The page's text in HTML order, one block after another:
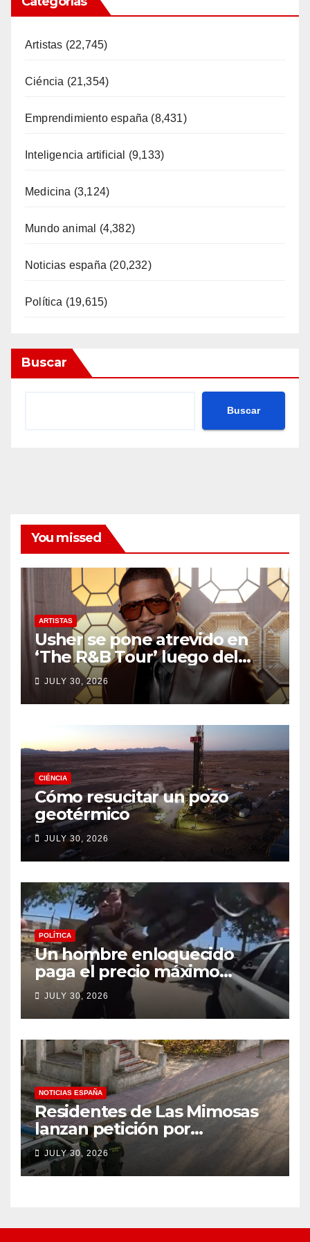
Artistas (22,745)
Ciéncia (21,354)
Emprendimiento españa (8,431)
Inteligencia artificial (9,133)
Medicina (3,124)
Mundo animal (4,382)
Noticias españa (20,232)
Política (19,615)
Buscar
Buscar
You missed
ARTISTAS
Usher se pone atrevido en
‘The R&B Tour’ luego del
drama de un fan
JULY 30, 2026
CIÉNCIA
Cómo resucitar un pozo
geotérmico
JULY 30, 2026
POLÍTICA
Un hombre enloquecido
paga el precio máximo
después de llevar un cuchillo
a un tiroteo con agentes del
condado de Los Ángeles
(VIDEO) * The Gateway
Pundit * por Cullen
Linebarger
JULY 30, 2026
NOTICIAS ESPAÑA
Residentes de Las Mimosas
lanzan petición por
disminución ‘inaceptable’ de
servicios básicos – The
Leader
JULY 30, 2026